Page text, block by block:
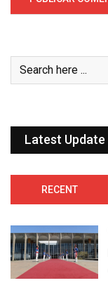
Latest Update
RECENT